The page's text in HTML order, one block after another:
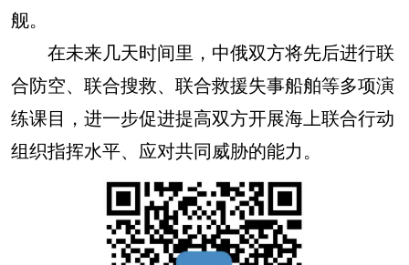
舰。
在未来几天时间里，中俄双方将先后进行联
合防空、联合搜救、联合救援失事船舶等多项演
练课目，进一步促进提高双方开展海上联合行动
组织指挥水平、应对共同威胁的能力。